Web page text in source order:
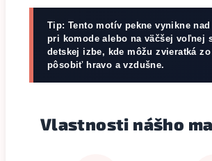
Tip: Tento motív pekne vynikne
pri komode alebo na väčšej voľnej
detskej izbe, kde môžu zvieratká zo
pôsobiť hravo a vzdušne.
Vlastnosti nášho